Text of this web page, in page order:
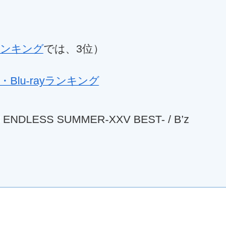
キングでは、3位）
Blu-rayランキング
SUMMER-XXV BEST- / B’z